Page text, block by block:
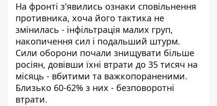
На фронті з'явились ознаки сповільнення
противника, хоча його тактика не
змінилась - інфільтрація малих груп,
накопичення сил і подальший штурм.
Сили оборони почали знищувати більше
росіян, довівши їхні втрати до 35 тисяч на
місяць - вбитими та важкопораненими.
Близько 60-62% з них - безповоротні
втрати.